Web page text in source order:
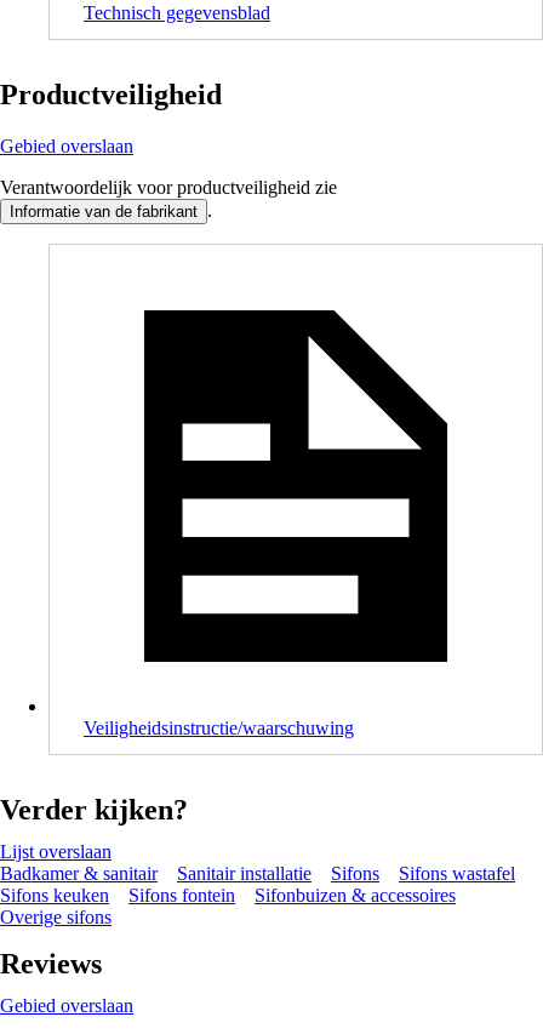
Technisch gegevensblad
Productveiligheid
Gebied overslaan
Verantwoordelijk voor productveiligheid zie
Informatie van de fabrikant .
Veiligheidsinstructie/waarschuwing
Verder kijken?
Lijst overslaan
Badkamer & sanitair
Sanitair installatie Sifons
Sifons wastafel
Sifons keuken
Sifons fontein
Sifonbuizen & accessoires
Overige sifons
Reviews
Gebied overslaan